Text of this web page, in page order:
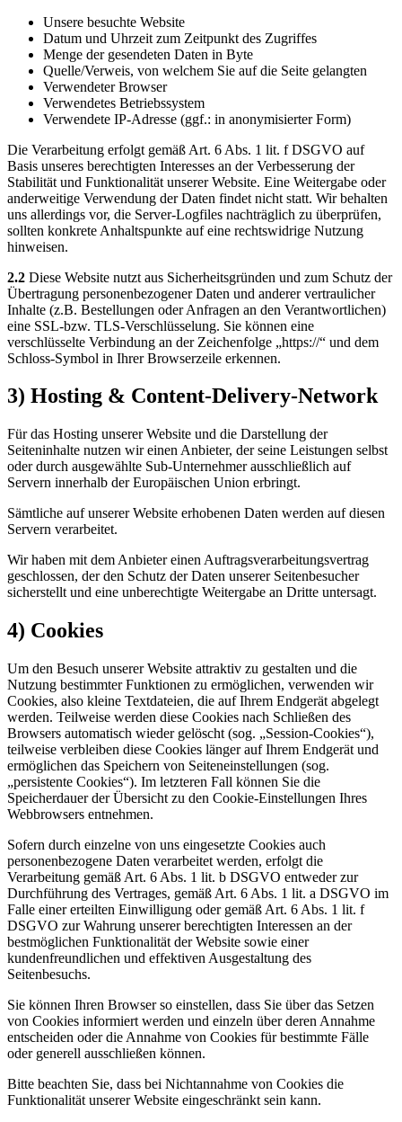
Unsere besuchte Website
Datum und Uhrzeit zum Zeitpunkt des Zugriffes
Menge der gesendeten Daten in Byte
Quelle/Verweis, von welchem Sie auf die Seite gelangten
Verwendeter Browser
Verwendetes Betriebssystem
Verwendete IP-Adresse (ggf.: in anonymisierter Form)
Die Verarbeitung erfolgt gemäß Art. 6 Abs. 1 lit. f DSGVO auf
Basis unseres berechtigten Interesses an der Verbesserung der
Stabilität und Funktionalität unserer Website. Eine Weitergabe oder
anderweitige Verwendung der Daten findet nicht statt. Wir behalten
uns allerdings vor, die Server-Logfiles nachträglich zu überprüfen,
sollten konkrete Anhaltspunkte auf eine rechtswidrige Nutzung
hinweisen.
2.2 Diese Website nutzt aus Sicherheitsgründen und zum Schutz der
Übertragung personenbezogener Daten und anderer vertraulicher
Inhalte (z.B. Bestellungen oder Anfragen an den Verantwortlichen)
eine SSL-bzw. TLS-Verschlüsselung. Sie können eine
verschlüsselte Verbindung an der Zeichenfolge „https://“ und dem
Schloss-Symbol in Ihrer Browserzeile erkennen.
3) Hosting & Content-Delivery-Network
Für das Hosting unserer Website und die Darstellung der
Seiteninhalte nutzen wir einen Anbieter, der seine Leistungen selbst
oder durch ausgewählte Sub-Unternehmer ausschließlich auf
Servern innerhalb der Europäischen Union erbringt.
Sämtliche auf unserer Website erhobenen Daten werden auf diesen
Servern verarbeitet.
Wir haben mit dem Anbieter einen Auftragsverarbeitungsvertrag
geschlossen, der den Schutz der Daten unserer Seitenbesucher
sicherstellt und eine unberechtigte Weitergabe an Dritte untersagt.
4) Cookies
Um den Besuch unserer Website attraktiv zu gestalten und die
Nutzung bestimmter Funktionen zu ermöglichen, verwenden wir
Cookies, also kleine Textdateien, die auf Ihrem Endgerät abgelegt
werden. Teilweise werden diese Cookies nach Schließen des
Browsers automatisch wieder gelöscht (sog. „Session-Cookies“),
teilweise verbleiben diese Cookies länger auf Ihrem Endgerät und
ermöglichen das Speichern von Seiteneinstellungen (sog.
„persistente Cookies“). Im letzteren Fall können Sie die
Speicherdauer der Übersicht zu den Cookie-Einstellungen Ihres
Webbrowsers entnehmen.
Sofern durch einzelne von uns eingesetzte Cookies auch
personenbezogene Daten verarbeitet werden, erfolgt die
Verarbeitung gemäß Art. 6 Abs. 1 lit. b DSGVO entweder zur
Durchführung des Vertrages, gemäß Art. 6 Abs. 1 lit. a DSGVO im
Falle einer erteilten Einwilligung oder gemäß Art. 6 Abs. 1 lit. f
DSGVO zur Wahrung unserer berechtigten Interessen an der
bestmöglichen Funktionalität der Website sowie einer
kundenfreundlichen und effektiven Ausgestaltung des
Seitenbesuchs.
Sie können Ihren Browser so einstellen, dass Sie über das Setzen
von Cookies informiert werden und einzeln über deren Annahme
entscheiden oder die Annahme von Cookies für bestimmte Fälle
oder generell ausschließen können.
Bitte beachten Sie, dass bei Nichtannahme von Cookies die
Funktionalität unserer Website eingeschränkt sein kann.